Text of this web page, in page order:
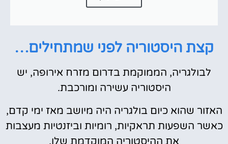
קצת היסטוריה לפני שמתחילים…
לבולגריה, הממוקמת בדרום מזרח אירופה, יש
היסטוריה עשירה ומורכבת.
האזור שהוא כיום בולגריה היה מיושב מאז ימי קדם,
כאשר השפעות תראקיות, רומיות וביזנטיות מעצבות
את ההיסטוריה המוקדמת שלו.